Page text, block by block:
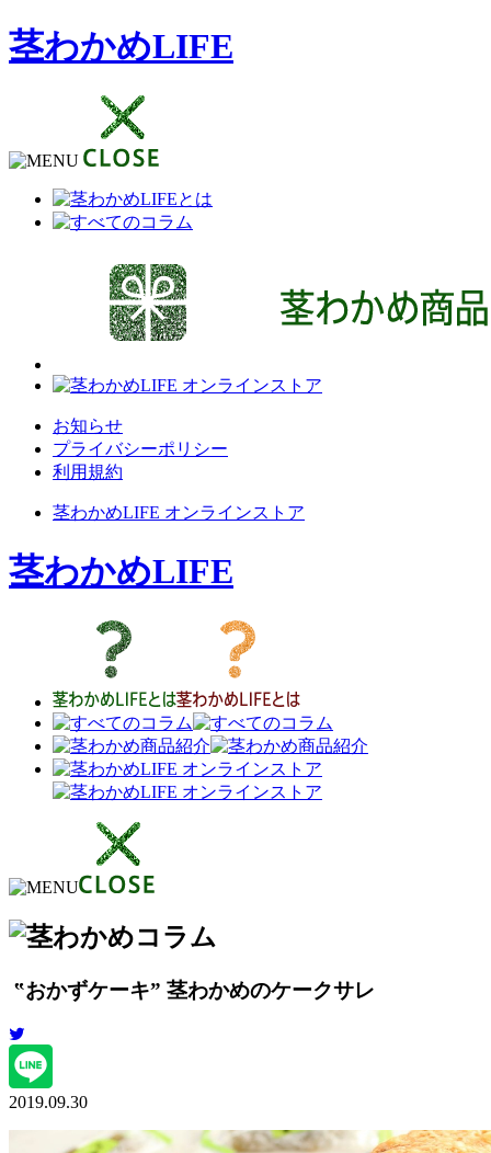
茎わかめLIFE
お知らせ
プライバシーポリシー
利用規約
茎わかめLIFE オンラインストア
茎わかめLIFE
‟おかずケーキ” 茎わかめのケークサレ
2019.09.30